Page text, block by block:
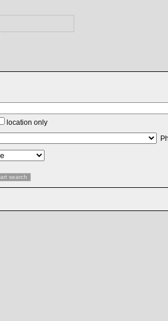
location only